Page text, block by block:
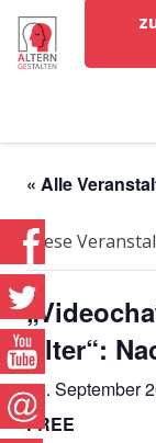
« Alle
Diese
Alter“:
16. September
FREE